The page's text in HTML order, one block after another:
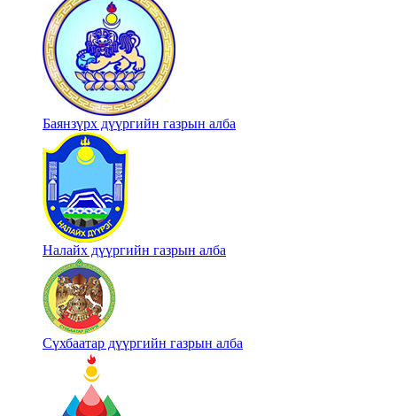
Баянзүрх дүүргийн газрын алба
Налайх дүүргийн газрын алба
Сүхбаатар дүүргийн газрын алба